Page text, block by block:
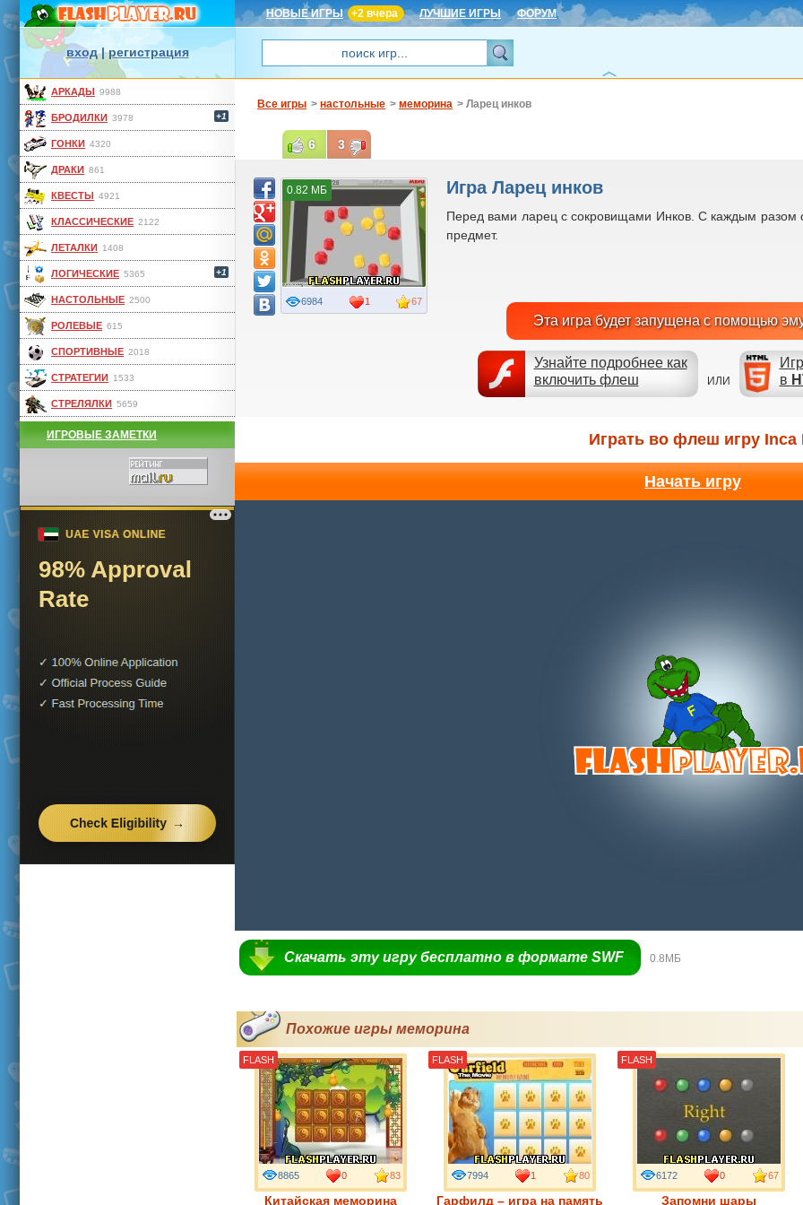
НОВЫЕ ИГРЫ +2 вчера ЛУЧШИЕ ИГРЫ ФОРУМ
вход|регистрация
АРКАДЫ 9988
БРОДИЛКИ 3978 +1
ГОНКИ 4320
ДРАКИ 861
КВЕСТЫ 4921
КЛАССИЧЕСКИЕ 2122
ЛЕТАЛКИ 1408
ЛОГИЧЕСКИЕ 5365 +1
НАСТОЛЬНЫЕ 2500
РОЛЕВЫЕ 615
СПОРТИВНЫЕ 2018
СТРАТЕГИИ 1533
СТРЕЛЯЛКИ 5659
ИГРОВЫЕ ЗАМЕТКИ
Все игры > настольные > меморина > Ларец инков
Игра Ларец инков
Перед вами ларец с сокровищами Инков. С каждым разом
предмет.
Эта игра будет запущена с помощью
Узнайте подробнее как
включить флеш
ИЛИ
в
67
6984 1
0.82 МБ
6 3
Играть во флеш игру Inca
Начать игру
Скачать эту игру бесплатно в формате SWF 0.8МБ
Похожие игры меморина
Китайская меморина
8865 0 83
FLASH
Гарфилд – игра на память
7994 1 80
FLASH
Запомни шары
6172 0 67
FLASH